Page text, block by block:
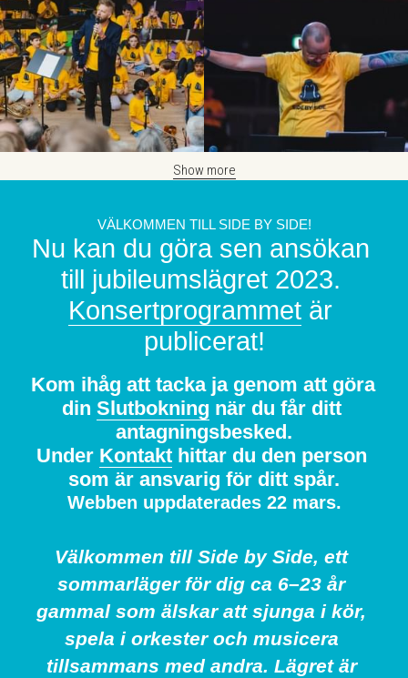
Show more
VÄLKOMMEN TILL SIDE BY SIDE!
Nu kan du göra sen ansökan
till jubileumslägret 2023.
Konsertprogrammet är
publicerat!
Kom ihåg att tacka ja genom att göra
din Slutbokning när du får ditt
antagningsbesked.
Under Kontakt hittar du den person
som är ansvarig för ditt spår.
Webben uppdaterades 22 mars.
Välkommen till Side by Side, ett
sommarläger för dig ca 6–23 år
gammal som älskar att sjunga i kör,
spela i orkester och musicera
tillsammans med andra. Lägret är